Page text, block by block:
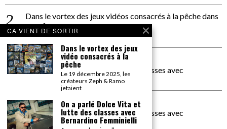
Dans le vortex des jeux vidéos consacrés à la pêchedans
PACÔME THIELLEMENT
La séance d’Hip Gnose
La Patrie
dans
On a parlé Dolce Vita et lutte des classes avec
Bernardino Femminielli
carte noire negra à l'o tiededans
On a parlé Dolce Vita et lutte des classes avec
Bernardino Femminielli
CA VIENT DE SORTIR
Dans le vortex des jeux
vidéo consacrés à la
pêche
Le 19 décembre 2025, les
créateurs Zeph & Ramo
jetaient
On a parlé Dolce Vita et
lutte des classes avec
Bernardino Femminielli